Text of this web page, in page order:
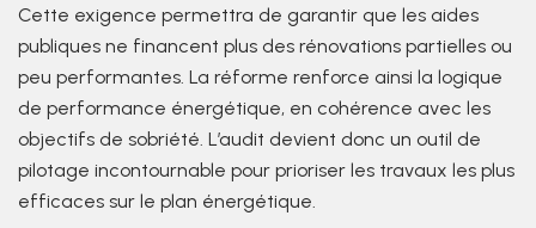
Cette exigence permettra de garantir que les aides
publiques ne financent plus des rénovations partielles ou
peu performantes. La réforme renforce ainsi la logique
de performance énergétique, en cohérence avec les
objectifs de sobriété. L’audit devient donc un outil de
pilotage incontournable pour prioriser les travaux les plus
efficaces sur le plan énergétique.